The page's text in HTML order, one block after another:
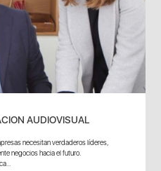
AUDIOVISUAL
necesitan verdaderos líderes,
negocios hacia el futuro.